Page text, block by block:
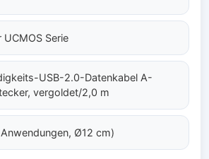
UCMOS Serie
USB-2.0-Datenkabel A-
vergoldet/2,0 m
Ø12 cm)